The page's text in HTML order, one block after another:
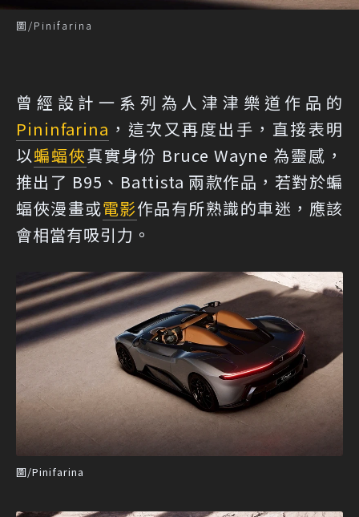
圖/Pinifarina
曾經設計一系列為人津津樂道作品的
Pininfarina ，這次又再度出手，直接表明
以蝙蝠俠真實身份 Bruce Wayne 為靈感，
推出了 B95、Battista 兩款作品，若對於蝙
蝠俠漫畫或電影作品有所熟識的車迷，應該
會相當有吸引力。
圖/Pinifarina